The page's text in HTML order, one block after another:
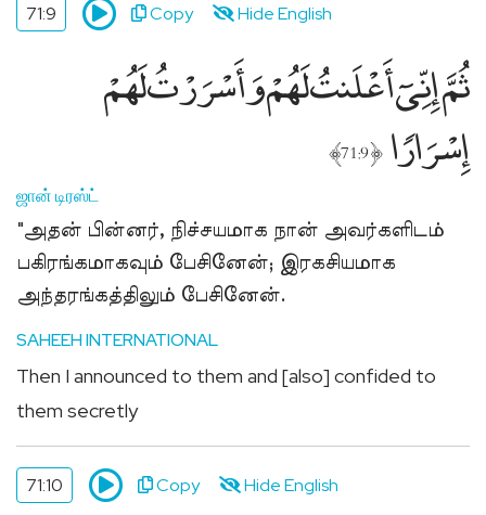
71:9 Copy Hide English
ثُمَّ إِنِّىٓ أَعْلَنتُ لَهُمْ وَأَسْرَرْتُ لَهُمْ
إِسْرَارًۭا ﴿71:9﴾
ஜான் டிரஸ்ட்
"அதன் பின்னர், நிச்சயமாக நான் அவர்களிடம்
பகிரங்கமாகவும் பேசினேன்; இரகசியமாக
அந்தரங்கத்திலும் பேசினேன்.
SAHEEH INTERNATIONAL
Then I announced to them and [also] confided to
them secretly
71:10 Copy Hide English